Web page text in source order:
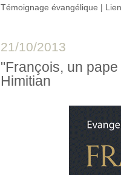
Témoignage évangélique |
21/10/2013
"François, un
Himitian